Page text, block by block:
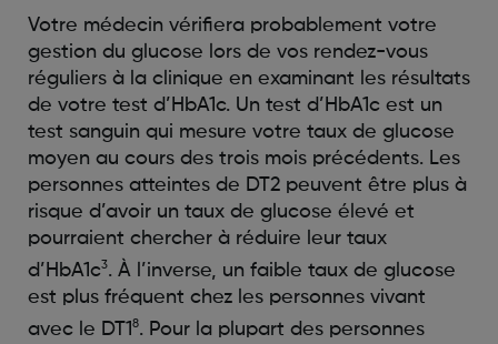
Votre médecin vérifiera probablement votre
gestion du glucose lors de vos rendez-vous
réguliers à la clinique en examinant les résultats
de votre test d’HbA1c. Un test d’HbA1c est un
test sanguin qui mesure votre taux de glucose
moyen au cours des trois mois précédents. Les
personnes atteintes de DT2 peuvent être plus à
risque d’avoir un taux de glucose élevé et
pourraient chercher à réduire leur taux
d’HbA1c3. À l’inverse, un faible taux de glucose
est plus fréquent chez les personnes vivant
avec le DT1 8. Pour la plupart des personnes